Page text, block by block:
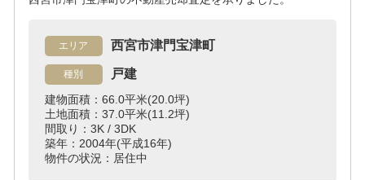
エリア 西宮市津門宝津町
種別 戸建
建物面積：66.0平米(20.0坪)
土地面積：37.0平米(11.2坪)
間取り：3K / 3DK
築年：2004年(平成16年)
物件の状況：居住中